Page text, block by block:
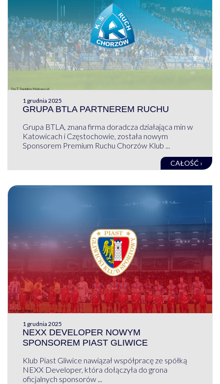
1 grudnia 2025
GRUPA BTLA PARTNEREM RUCHU
Grupa BTLA, znana firma doradcza działająca min w
Katowicach i Częstochowie, została nowym
Sponsorem Premium Ruchu Chorzów Klub ...
CAŁOŚĆ ›
1 grudnia 2025
NEXX DEVELOPER NOWYM
SPONSOREM PIAST GLIWICE
Klub Piast Gliwice nawiązał współpracę ze spółką
NEXX Developer, która dołączyła do grona
oficjalnych sponsorów ...